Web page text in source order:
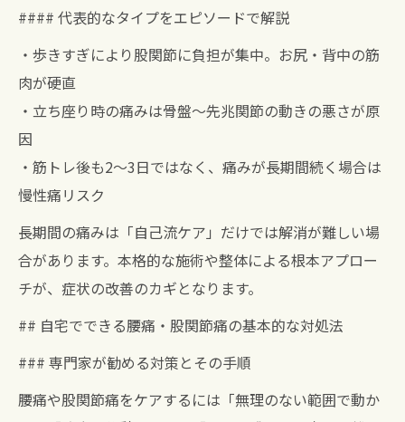
#### 代表的なタイプをエピソードで解説
・歩きすぎにより股関節に負担が集中。お尻・背中の筋
肉が硬直
・立ち座り時の痛みは骨盤～先兆関節の動きの悪さが原
因
・筋トレ後も2～3日ではなく、痛みが長期間続く場合は
慢性痛リスク
長期間の痛みは「自己流ケア」だけでは解消が難しい場
合があります。本格的な施術や整体による根本アプロー
チが、症状の改善のカギとなります。
## 自宅でできる腰痛・股関節痛の基本的な対処法
### 専門家が勧める対策とその手順
腰痛や股関節痛をケアするには「無理のない範囲で動か